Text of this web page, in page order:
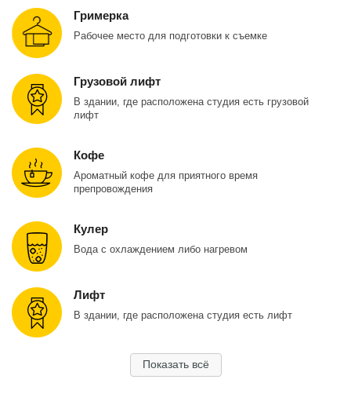
Гримерка
Рабочее место для подготовки к съемке
Грузовой лифт
В здании, где расположена студия есть грузовой
лифт
Кофе
Ароматный кофе для приятного время
препровождения
Кулер
Вода с охлаждением либо нагревом
Лифт
В здании, где расположена студия есть лифт
Показать всё